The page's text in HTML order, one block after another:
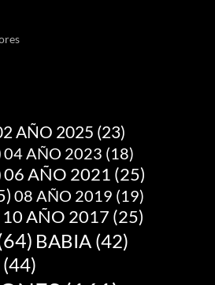
AÑO 2025 (23)
04 AÑO 2023 (18)
06 AÑO 2021 (25)
08 AÑO 2019 (19)
10 AÑO 2017 (25)
BABIA (42)
(44)